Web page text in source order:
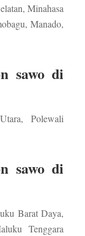
Minahasa
Manado,
sawo di
Polewali
sawo di
Barat Daya,
Tenggara